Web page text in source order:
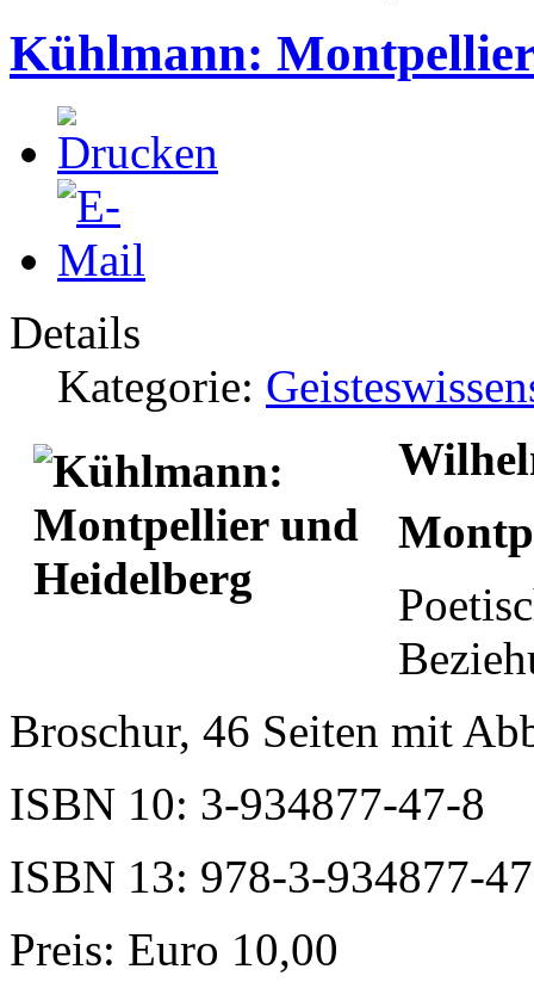
Kühlmann:
Details
Kategorie:
Broschur, 46 Seiten mit
ISBN 10: 3-934877-47-8
ISBN 13: 978-3-934877-
Preis: Euro 10,00